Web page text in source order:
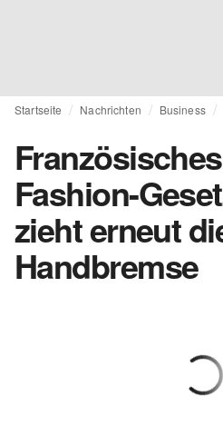
Startseite Nachrichten Business
Fashion-
zieht erneut
Handbremse